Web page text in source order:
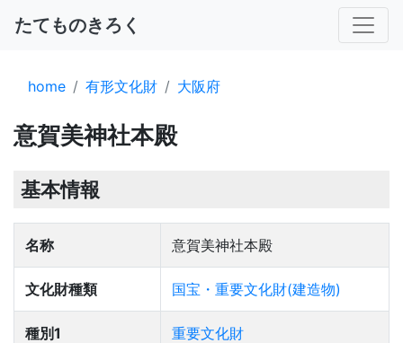
たてものきろく
home 有形文化財 大阪府
意賀美神社本殿
基本情報
名称 意賀美神社本殿
文化財種類 国宝・重要文化財(建造物)
種別1 重要文化財